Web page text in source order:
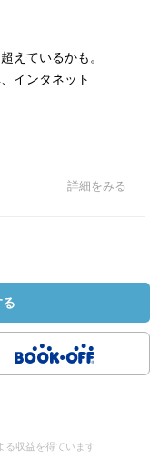
えているかも。
インタネット
詳細をみる
る収益を得ています